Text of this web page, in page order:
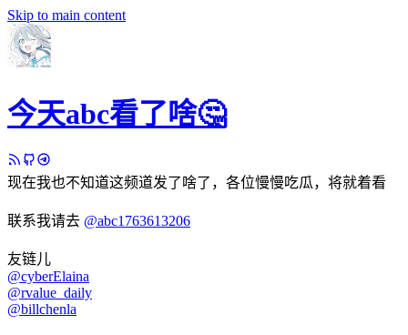
Skip to main content
今天abc看了啥🤔
现在我也不知道这频道发了啥了，各位慢慢吃瓜，将就着看
联系我请去 @abc1763613206
友链儿
@cyberElaina
@rvalue_daily
@billchenla